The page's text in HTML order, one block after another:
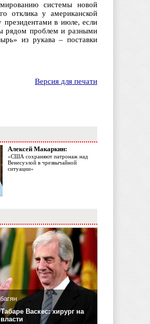
системы новой
отклика у американской
в июле, если
рядом проблем и разными
из рукава – поставки
Версия для печати
Алексей Макаркин:
«США сохраняют патронаж над
Венесуэлой в чрезвычайной
ситуации»
Васкес: хирург на